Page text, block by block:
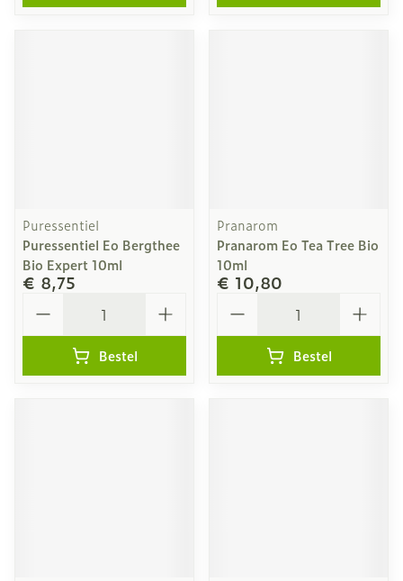
Puressentiel
Puressentiel Eo Bergthee
Bio Expert 10ml
€ 8,75
Bestel
Pranarom
Pranarom Eo Tea Tree Bio
10ml
€ 10,80
Bestel